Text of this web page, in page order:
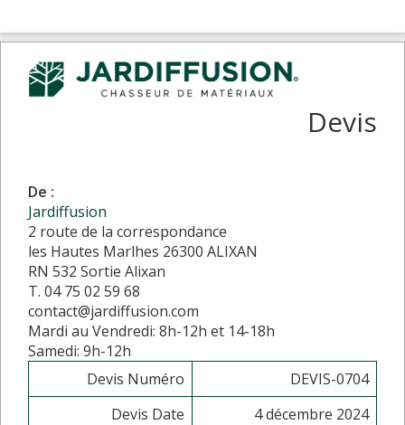
Devis
De :
Jardiffusion
2 route de la correspondance
les Hautes Marlhes 26300 ALIXAN
RN 532 Sortie Alixan
T. 04 75 02 59 68
contact@jardiffusion.com
Mardi au Vendredi: 8h-12h et 14-18h
Samedi: 9h-12h
Devis Numéro
DEVIS-0704
Devis Date
4 décembre 2024